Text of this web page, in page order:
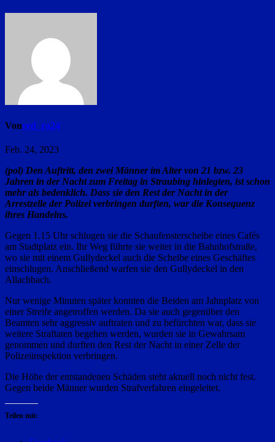
Vonred_ra24
Feb. 24, 2023
(pol) Den Auftritt, den zwei Männer im Alter von 21 bzw. 23
Jahren in der Nacht zum Freitag in Straubing hinlegten, ist schon
mehr als bedenklich. Dass sie den Rest der Nacht in der
Arrestzelle der Polizei verbringen durften, war die Konsequenz
ihres Handelns.
Gegen 1.15 Uhr schlugen sie die Schaufensterscheibe eines Cafés
am Stadtplatz ein. Ihr Weg führte sie weiter in die Bahnhofstraße,
wo sie mit einem Gullydeckel auch die Scheibe eines Geschäftes
einschlugen. Anschließend warfen sie den Gullydeckel in den
Allachbach.
Nur wenige Minuten später konnten die Beiden am Jahnplatz von
einer Streife angetroffen werden. Da sie auch gegenüber den
Beamten sehr aggressiv auftraten und zu befürchten war, dass sie
weitere Straftaten begehen werden, wurden sie in Gewahrsam
genommen und durften den Rest der Nacht in einer Zelle der
Polizeiinspektion verbringen.
Die Höhe der entstandenen Schäden steht aktuell noch nicht fest.
Gegen beide Männer wurden Strafverfahren eingeleitet.
Teilen mit: